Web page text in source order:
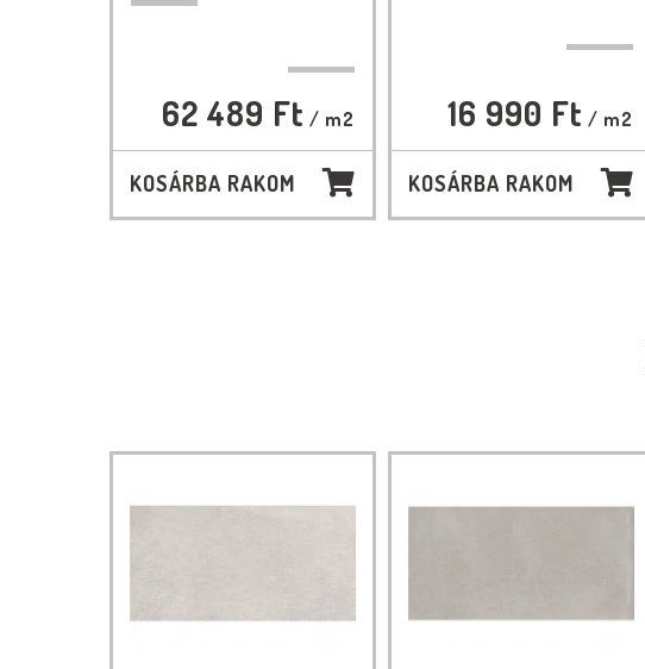
62 489 Ft / m2
KOSÁRBA RAKOM
16 990 Ft / m2
KOSÁRBA RAKOM